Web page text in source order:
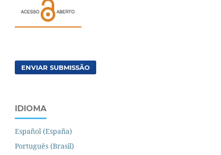
ENVIAR SUBMISSÃO
IDIOMA
Español (España)
Português (Brasil)